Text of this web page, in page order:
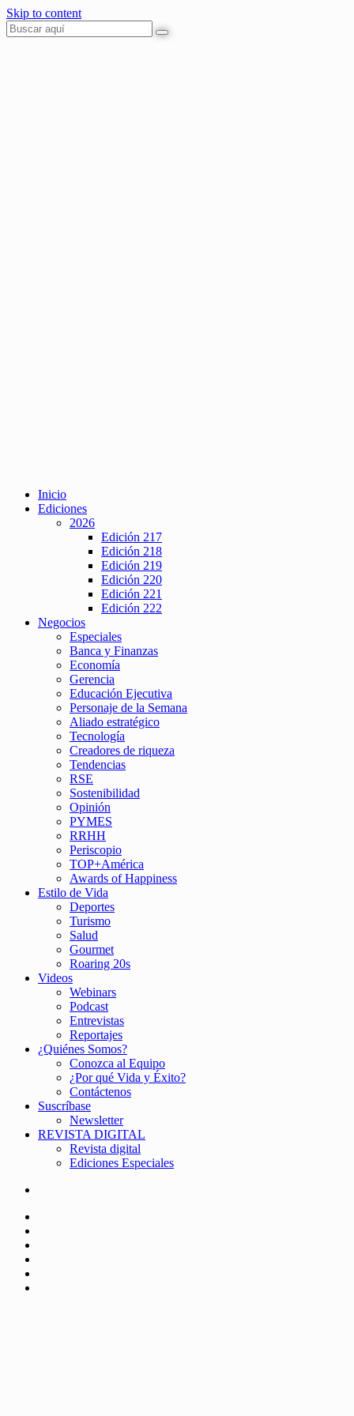
Skip to content
Inicio
Ediciones
2026
Edición 217
Edición 218
Edición 219
Edición 220
Edición 221
Edición 222
Negocios
Especiales
Banca y Finanzas
Economía
Gerencia
Educación Ejecutiva
Personaje de la Semana
Aliado estratégico
Tecnología
Creadores de riqueza
Tendencias
RSE
Sostenibilidad
Opinión
PYMES
RRHH
Periscopio
TOP+América
Awards of Happiness
Estilo de Vida
Deportes
Turismo
Salud
Gourmet
Roaring 20s
Videos
Webinars
Podcast
Entrevistas
Reportajes
¿Quiénes Somos?
Conozca al Equipo
¿Por qué Vida y Éxito?
Contáctenos
Suscríbase
Newsletter
REVISTA DIGITAL
Revista digital
Ediciones Especiales